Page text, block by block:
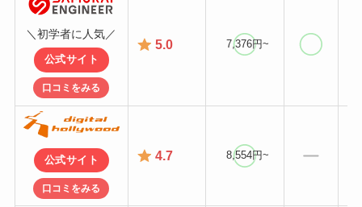
＼初学者に人気／
公式サイト
口コミをみる
5.0 7,376円~
公式サイト
口コミをみる
4.7 8,554円~